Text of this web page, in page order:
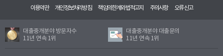
이용약관 개인정보처리방침 책임의한계와법적고지 주의사항 오류신고
대출중개분야 방문자수
11년 연속 1위
대출중개분야 대출문의
11년 연속 1위